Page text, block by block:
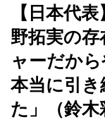
【日本代
野拓実の
ャーだか
本当に引
た」（鈴木